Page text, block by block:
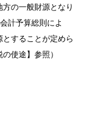
の一般財源となり
計予算総則によ
することが定めら
使途】参照）